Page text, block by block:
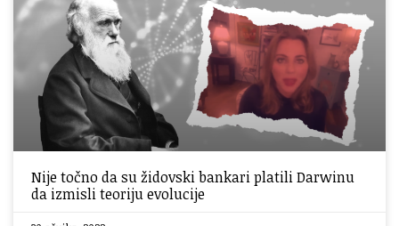
Nije točno da su židovski bankari platili Darwinu
da izmisli teoriju evolucije